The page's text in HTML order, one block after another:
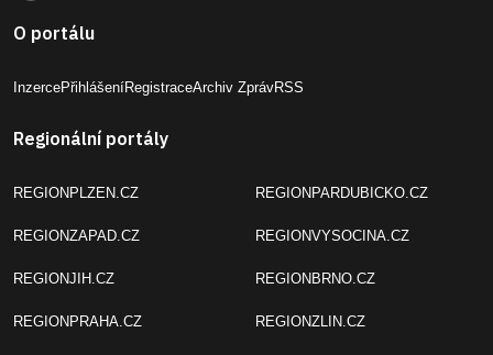
O portálu
InzercePřihlášeníRegistraceArchiv ZprávRSS
Regionální portály
REGIONPLZEN.CZ
REGIONZAPAD.CZ
REGIONJIH.CZ
REGIONPRAHA.CZ
REGIONPARDUBICKO.CZ
REGIONVYSOCINA.CZ
REGIONBRNO.CZ
REGIONZLIN.CZ